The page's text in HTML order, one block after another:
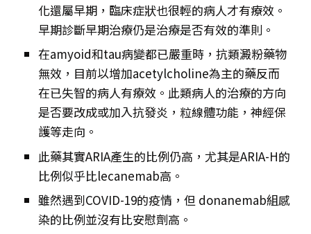
化還屬早期，臨床症狀也很輕的病人才有療效。
早期診斷早期治療仍是治療是否有效的準則。
在amyoid和tau病變都已嚴重時，抗類澱粉藥物
無效，目前以增加acetylcholine為主的藥反而
在已失智的病人有療效。此類病人的治療的方向
是否要改成或加入抗發炎，粒線體功能，神經保
護等走向。
此藥其實ARIA產生的比例仍高，尤其是ARIA-H的
比例似乎比lecanemab高。
雖然遇到COVID-19的疫情，但 donanemab組感
染的比例並沒有比安慰劑高。